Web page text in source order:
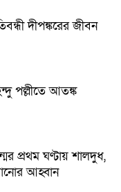
দীপঙ্করের জীবন
পল্লীতে আতঙ্ক
প্রথম ঘণ্টায় শালদুধ,
আহ্বান